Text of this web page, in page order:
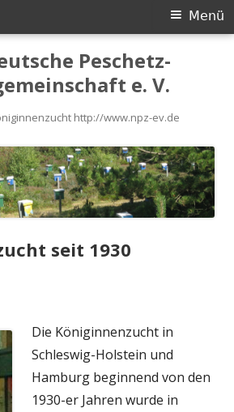
Peschetz-
e. V.
http://www.npz-ev.de
Menü
seit 1930
Die Königinnenzucht in
Schleswig-Holstein und
Hamburg beginnend von den
1930-er Jahren wurde in